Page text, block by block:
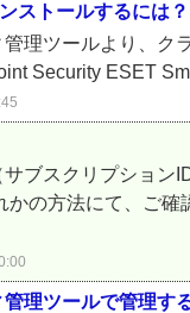
ストールするには？
理ツールより、
Security ESET
ブスクリプショ
の方法にて、ご
理ツールで管理す